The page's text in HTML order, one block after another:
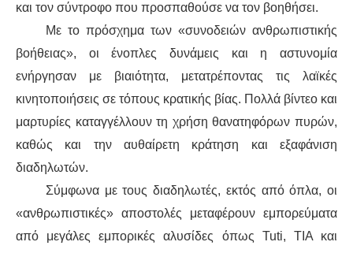
και τον σύντροφο που προσπαθούσε να τον βοηθήσει.
Με το πρόσχημα των «συνοδειών ανθρωπιστικής
βοήθειας», οι ένοπλες δυνάμεις και η αστυνομία
ενήργησαν με βιαιότητα, μετατρέποντας τις λαϊκές
κινητοποιήσεις σε τόπους κρατικής βίας. Πολλά βίντεο και
μαρτυρίες καταγγέλλουν τη χρήση θανατηφόρων πυρών,
καθώς και την αυθαίρετη κράτηση και εξαφάνιση
διαδηλωτών.
Σύμφωνα με τους διαδηλωτές, εκτός από όπλα, οι
«ανθρωπιστικές» αποστολές μεταφέρουν εμπορεύματα
από μεγάλες εμπορικές αλυσίδες όπως Tuti, TIA και